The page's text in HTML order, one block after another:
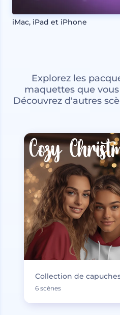
iMac, iPad et iPhone
Explorez les
maquettes que
Découvrez d'autres
Collection de
6 scènes